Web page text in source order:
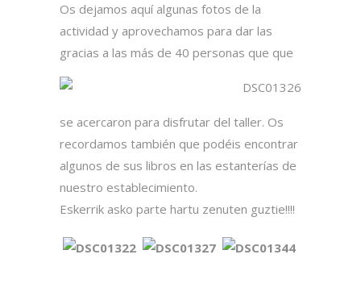
Os dejamos aquí algunas fotos de la
actividad y aprovechamos para dar las
gracias a las más de 40 personas que que
se acercaron para disfrutar del taller. Os
recordamos también que podéis encontrar
algunos de sus libros en las estanterías de
nuestro establecimiento.
Eskerrik asko parte hartu zenuten guztie!!!!